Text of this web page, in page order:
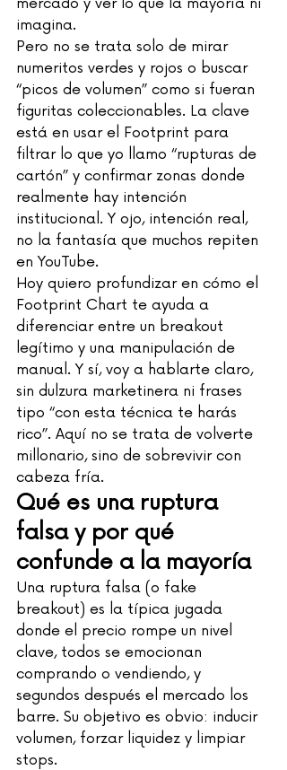
imagina.
Pero no se trata solo de mirar
numeritos verdes y rojos o buscar
“picos de volumen” como si fueran
figuritas coleccionables. La clave
está en usar el Footprint para
filtrar lo que yo llamo “rupturas de
cartón” y confirmar zonas donde
realmente hay intención
institucional. Y ojo, intención real,
no la fantasía que muchos repiten
en YouTube.
Hoy quiero profundizar en cómo el
Footprint Chart te ayuda a
diferenciar entre un breakout
legítimo y una manipulación de
manual. Y sí, voy a hablarte claro,
sin dulzura marketinera ni frases
tipo “con esta técnica te harás
rico”. Aquí no se trata de volverte
millonario, sino de sobrevivir con
cabeza fría.
Qué es una ruptura
falsa y por qué
confunde a la mayoría
Una ruptura falsa (o fake
breakout) es la típica jugada
donde el precio rompe un nivel
clave, todos se emocionan
comprando o vendiendo, y
segundos después el mercado los
barre. Su objetivo es obvio: inducir
volumen, forzar liquidez y limpiar
stops.